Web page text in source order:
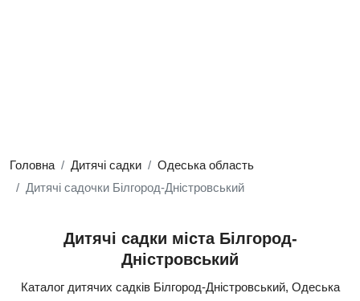
Головна Дитячі садки
Одеська область
Дитячі садочки Білгород-Дністровський
Дитячі садки міста Білгород-
Дністровський
Каталог дитячих садків Білгород-Дністровський, Одеська